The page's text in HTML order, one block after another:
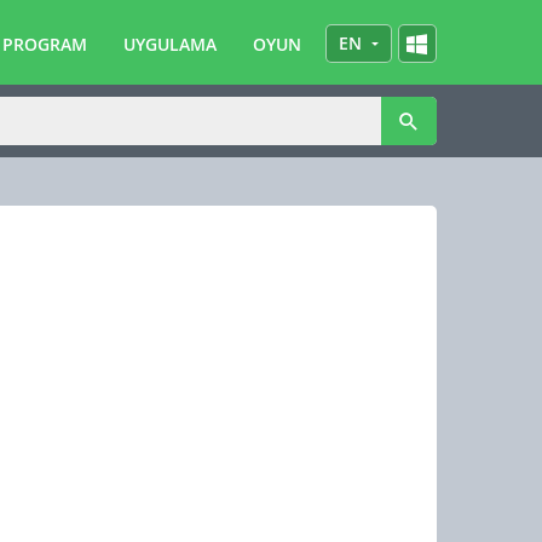
EN
TR
PROGRAM UYGULAMA OYUN